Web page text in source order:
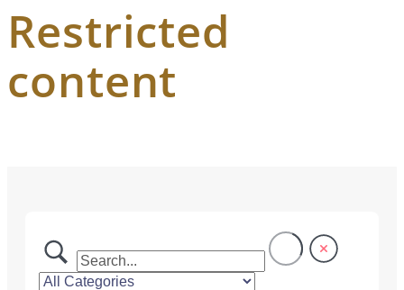
Restricted
content